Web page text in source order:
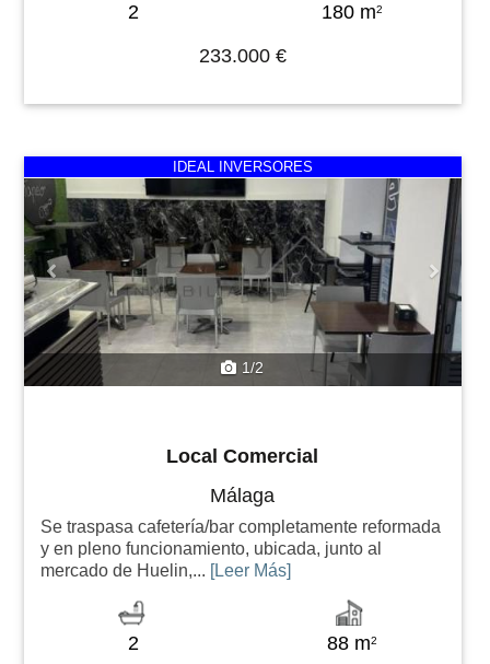
2 180 m2
233.000 €
IDEAL INVERSORES
1/2
Local Comercial
Málaga
Se traspasa cafetería/bar completamente reformada
y en pleno funcionamiento, ubicada, junto al
mercado de Huelin,... [Leer Más]
2 88 m2